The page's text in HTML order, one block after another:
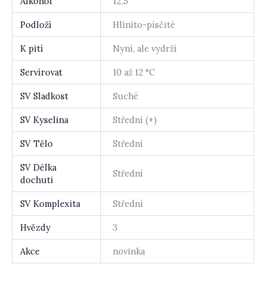
Podloží Hlinito-písčité
K pití Nyní, ale vydrží
Servírovat 10 až 12 °C
SV Sladkost Suché
SV Kyselina Střední (+)
SV Tělo Střední
SV Délka
dochuti
Střední
SV Komplexita Střední
Hvězdy 3
Akce novinka